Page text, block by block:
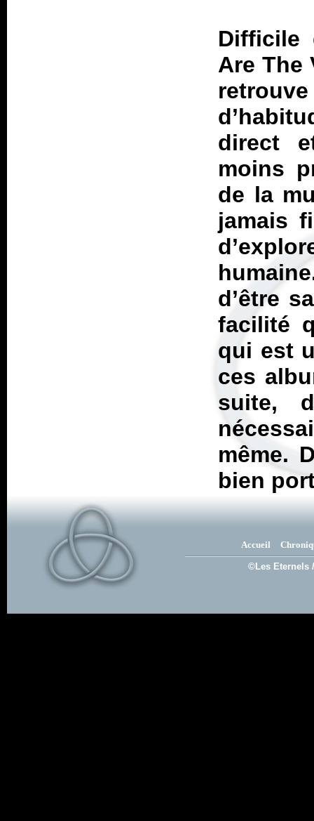
Difficile
Are The
direct
moins
de la
jamais
d’être
facilité
qui est
ces
suite,
même.
bien
Accueil
©Les Eternels